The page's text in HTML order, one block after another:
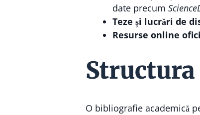
date precum
Teze și lucrări de
Resurse online
O bibliografie academică